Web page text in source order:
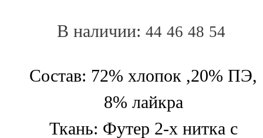
В наличии: 44 46 48 54
Состав: 72% хлопок ,20% ПЭ,
8% лайкра
Ткань: Футер 2-х нитка с